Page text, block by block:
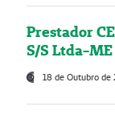
Prestador
S/S Ltda-
18 de Outubro de